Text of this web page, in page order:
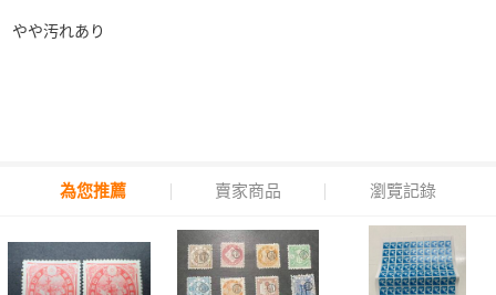
やや汚れあり
為您推薦 賣家商品 瀏覽記錄